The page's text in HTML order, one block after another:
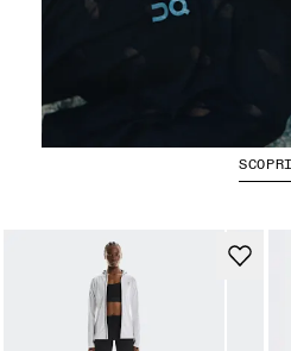
Magliette e
SCOPRI